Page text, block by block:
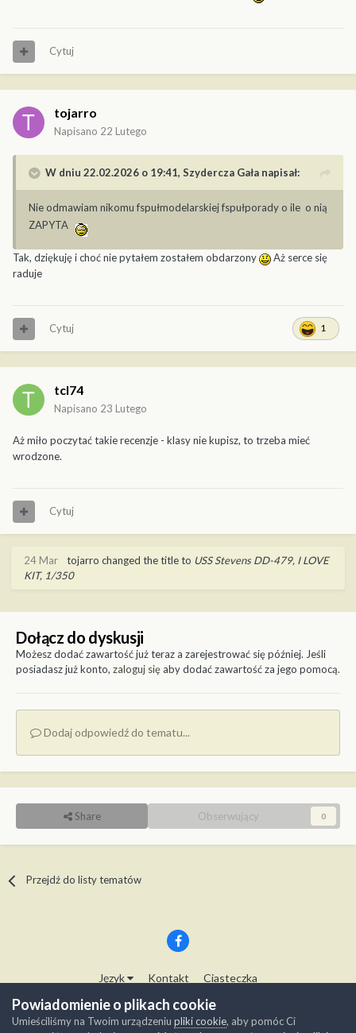
Cytuj
tojarro
Napisano 22 Lutego
W dniu 22.02.2026 o 19:41, Szydercza Gała napisał:
Nie odmawiam nikomu fspułmodelarskiej fspułporady o ile o nią
ZAPYTA
Tak, dziękuję i choć nie pytałem zostałem obdarzony
Aż serce się
raduje
1
Cytuj
tcl74
Napisano 23 Lutego
Aż miło poczytać takie recenzje - klasy nie kupisz, to trzeba mieć
wrodzone.
Cytuj
24 Mar tojarro changed the title to USS Stevens DD-479, I LOVE
KIT, 1/350
Dołącz do dyskusji
Możesz dodać zawartość już teraz a zarejestrować się później. Jeśli
posiadasz już konto, zaloguj sięaby dodać zawartość za jego pomocą.
Dodaj odpowiedź do tematu...
Share Obserwujący 0
Przejdź do listy tematów
Język Kontakt Ciasteczka
Copyright © Modelwork.pl
Powered by Invision Community
Powiadomienie o plikach cookie
Umieściliśmy na Twoim urządzeniu pliki cookie, aby pomóc Ci